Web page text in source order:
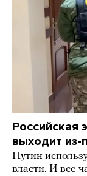
Российская
выходит из-
Путин
власти. И все